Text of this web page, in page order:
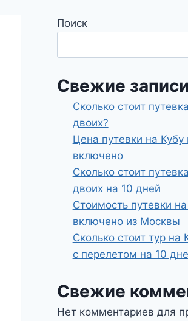
Поиск
Свежие записи
Сколько стоит
двоих?
Цена путевки на Кубу
включено
Сколько стоит
двоих на 10 дней
Стоимость путевки
включено из Москвы
Сколько стоит тур на
с перелетом на 10
Свежие
Нет комментариев для